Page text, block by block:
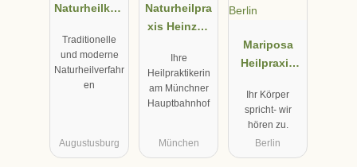
Naturheilkun
Heilpraktiker
Teuchner
Traditionelle
und moderne
Naturheilverfahr
en
Augustusburg
Naturheilpra
xis Heinzen
Bettina
Benend-
Heinzen
Ihre
Heilpraktikerin
am Münchner
Hauptbahnhof
München
Mariposa
Heilpraxis
Ihr Körper
spricht- wir
hören zu.
Berlin